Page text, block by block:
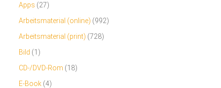
Apps (27)
Arbeitsmaterial (online) (992)
Arbeitsmaterial (print) (728)
Bild (1)
CD-/DVD-Rom (18)
E-Book (4)